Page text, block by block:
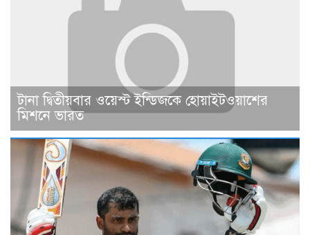
টানা দ্বিতীয়বার ওয়েস্ট ইন্ডিজকে হোয়াইটওয়াশের
মিশনে ভারত